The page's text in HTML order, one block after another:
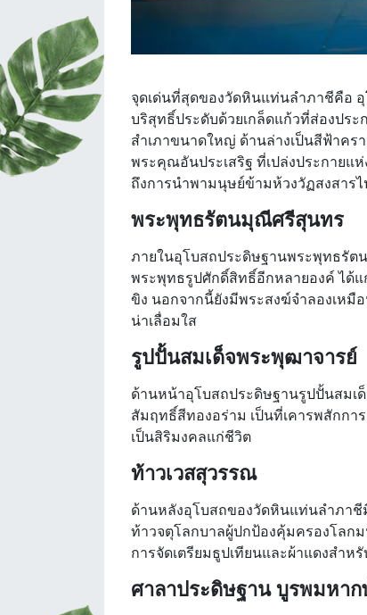
จุดเด่นที่สุดของวัดหินแท่นลำภาชีคือ
บริสุทธิ์ประดับด้วยเกล็ดแก้วที่ส่องประ
สำเภาขนาดใหญ่ ด้านล่างเป็นสีฟ้าคร
พระคุณอันประเสริฐ ที่เปล่งประกายแ
ถึงการนำพามนุษย์ข้ามห้วงวัฏสงสาร
พระพุทธรัตนมุณีศรีสุนทร
ภายในอุโบสถประดิษฐานพระพุทธรั
พระพุทธรูปศักดิ์สิทธิ์อีกหลายองค์ ได้
ขิง นอกจากนี้ยังมีพระสงฆ์จำลองเหมื
น่าเลื่อมใส
รูปปั้นสมเด็จพระพุฒาจารย์
ด้านหน้าอุโบสถประดิษฐานรูปปั้นสมเ
สัมฤทธิ์สีทองอร่าม เป็นที่เคารพสักกา
เป็นสิริมงคลแก่ชีวิต
ท้าวเวสสุวรรณ
ด้านหลังอุโบสถของวัดหินแท่นลำภาชี
ท้าวจตุโลกบาลผู้ปกป้องคุ้มครองโลก
การจัดเตรียมธูปเทียนและผ้าแดงสำ
ศาลาประดิษฐาน บูรพมหา